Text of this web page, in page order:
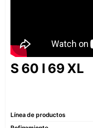
S 60 I 69 XL
Línea de productos